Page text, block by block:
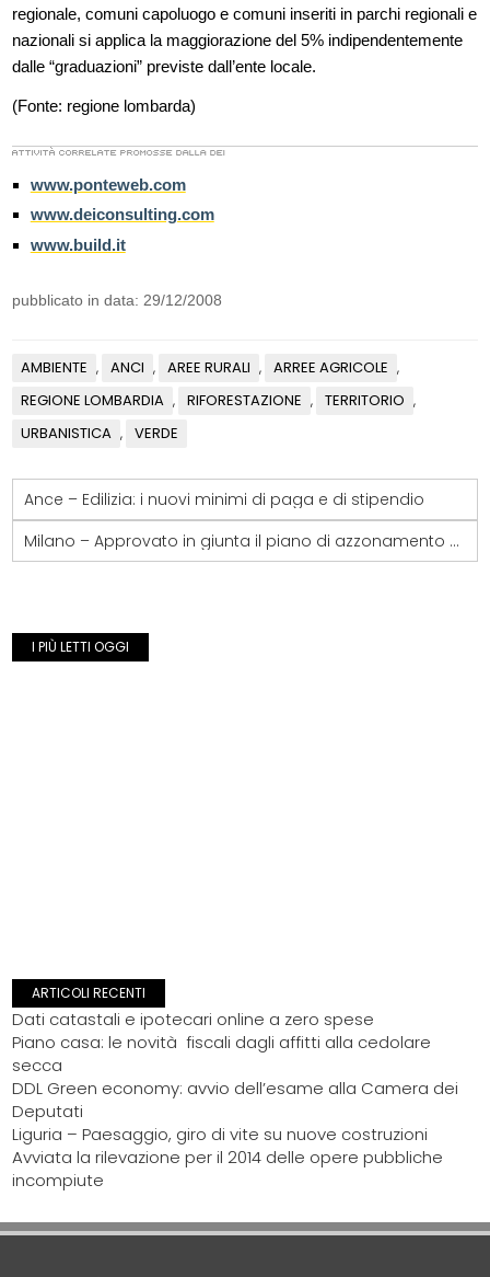
regionale, comuni capoluogo e comuni inseriti in parchi regionali e
nazionali si applica la maggiorazione del 5% indipendentemente
dalle “graduazioni” previste dall’ente locale.
(Fonte: regione lombarda)
www.ponteweb.com
www.deiconsulting.com
www.build.it
pubblicato in data: 29/12/2008
AMBIENTE , ANCI , AREE RURALI , ARREE AGRICOLE ,
REGIONE LOMBARDIA , RIFORESTAZIONE , TERRITORIO ,
URBANISTICA , VERDE
Ance – Edilizia: i nuovi minimi di paga e di stipendio
Milano – Approvato in giunta il piano di azzonamento acustico
I PIÙ LETTI OGGI
ARTICOLI RECENTI
Dati catastali e ipotecari online a zero spese
Piano casa: le novità fiscali dagli affitti alla cedolare
secca
DDL Green economy: avvio dell’esame alla Camera dei
Deputati
Liguria – Paesaggio, giro di vite su nuove costruzioni
Avviata la rilevazione per il 2014 delle opere pubbliche
incompiute